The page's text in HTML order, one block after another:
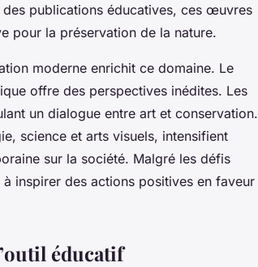
publications éducatives, ces œuvres
pour la préservation de la nature.
moderne enrichit ce domaine. Le
offre des perspectives inédites. Les
un dialogue entre art et conservation.
science et arts visuels, intensifient
sur la société. Malgré les défis
inspirer des actions positives en faveur
éducatif